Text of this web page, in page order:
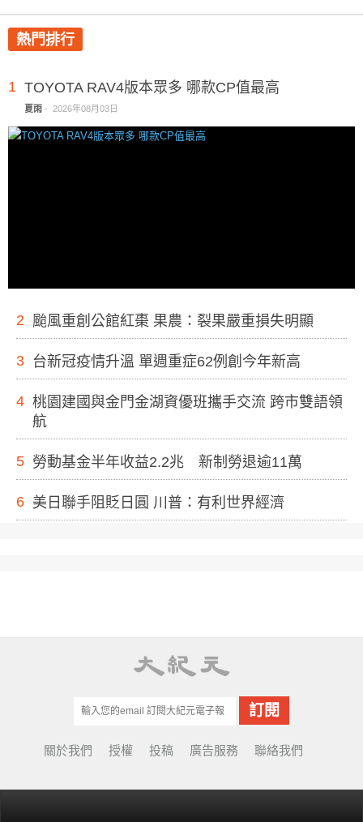
熱門排行
1 TOYOTA RAV4版本眾多 哪款CP值最高
夏雨 - 2026年08月03日
2 颱風重創公館紅棗 果農：裂果嚴重損失明顯
3 台新冠疫情升溫 單週重症62例創今年新高
4 桃園建國與金門金湖資優班攜手交流 跨市雙語領
航
5 勞動基金半年收益2.2兆 新制勞退逾11萬
6 美日聯手阻貶日圓 川普：有利世界經濟
關於我們 授權 投稿 廣告服務 聯絡我們